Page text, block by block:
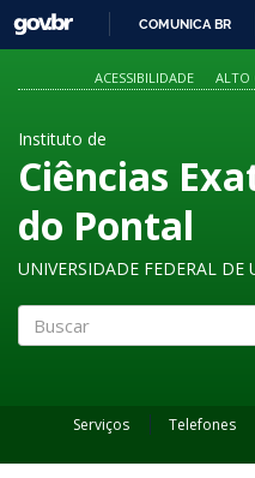
GOVBR
COMUNICA BR
ACESSIBILIDADE ALTO
Instituto de
Ciências
do Pontal
UNIVERSIDADE FEDERAL DE
Serviços Telefones